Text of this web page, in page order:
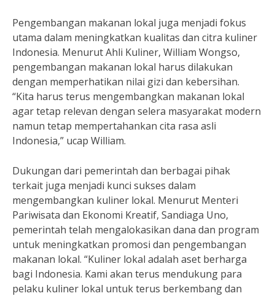
Pengembangan makanan lokal juga menjadi fokus
utama dalam meningkatkan kualitas dan citra kuliner
Indonesia. Menurut Ahli Kuliner, William Wongso,
pengembangan makanan lokal harus dilakukan
dengan memperhatikan nilai gizi dan kebersihan.
“Kita harus terus mengembangkan makanan lokal
agar tetap relevan dengan selera masyarakat modern
namun tetap mempertahankan cita rasa asli
Indonesia,” ucap William.
Dukungan dari pemerintah dan berbagai pihak
terkait juga menjadi kunci sukses dalam
mengembangkan kuliner lokal. Menurut Menteri
Pariwisata dan Ekonomi Kreatif, Sandiaga Uno,
pemerintah telah mengalokasikan dana dan program
untuk meningkatkan promosi dan pengembangan
makanan lokal. “Kuliner lokal adalah aset berharga
bagi Indonesia. Kami akan terus mendukung para
pelaku kuliner lokal untuk terus berkembang dan